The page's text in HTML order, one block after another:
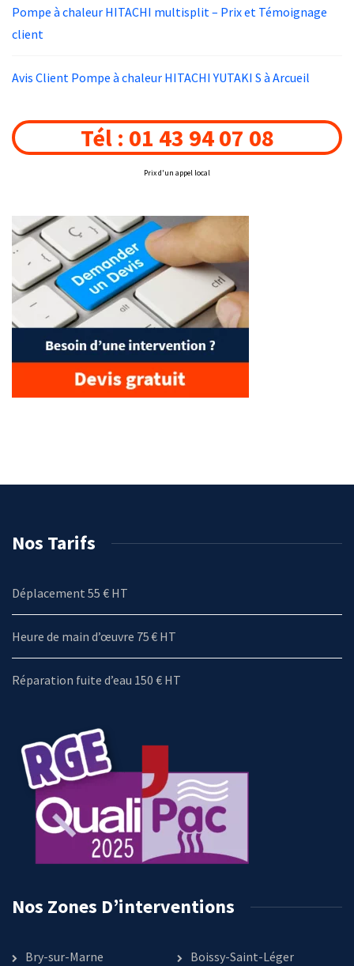
Pompe à chaleur HITACHI multisplit – Prix et Témoignage
client
Avis Client Pompe à chaleur HITACHI YUTAKI S à Arcueil
Tél : 01 43 94 07 08
Prix d'un appel local
Nos Tarifs
Déplacement 55 € HT
Heure de main d’œuvre 75 € HT
Réparation fuite d’eau 150 € HT
Nos Zones D’interventions
Bry-sur-Marne Boissy-Saint-Léger